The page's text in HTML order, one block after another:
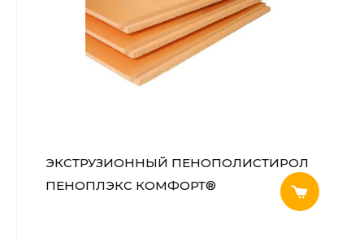
ЭКСТРУЗИОННЫЙ ПЕНОПОЛИСТИРОЛ
ПЕНОПЛЭКС КОМФОРТ®